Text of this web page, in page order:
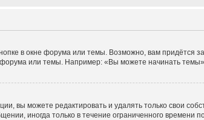
в окне форума или темы. Возможно, вам придётся
или темы. Например: «Вы можете начинать
вы можете редактировать и удалять только свои
иногда только в течение ограниченного времени